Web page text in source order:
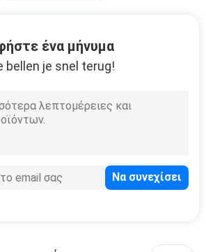
ένα μήνυμα
bellen je snel terug!